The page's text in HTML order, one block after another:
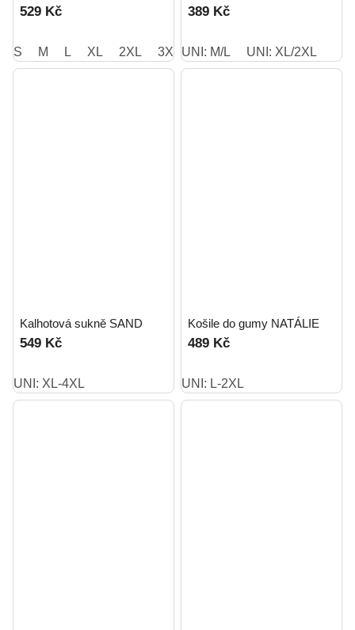
529 Kč
S M L XL 2XL 3XL
389 Kč
UNI: M/L UNI: XL/2XL
Kalhotová sukně SAND
549 Kč
UNI: XL-4XL
Košile do gumy NATÁLIE
489 Kč
UNI: L-2XL